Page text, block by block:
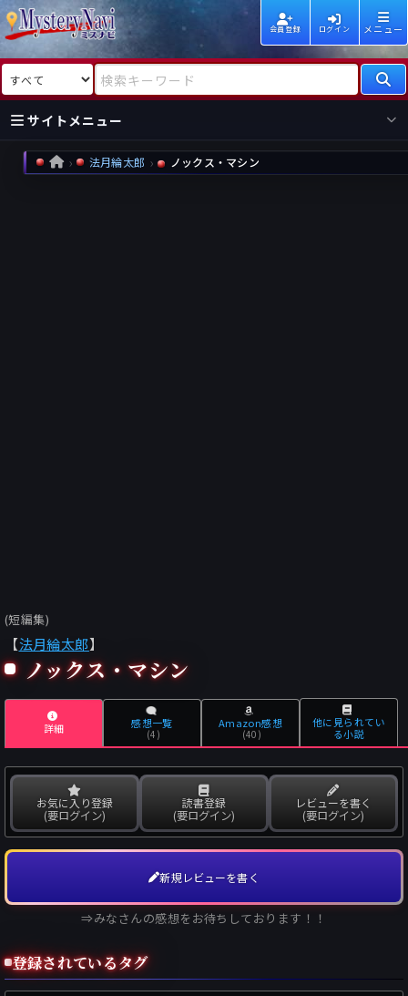
会員登録 ログイン メニュー
検索対象 検索キーワード
サイトメニュー
国内
海外
新着
HOME 法月綸太郎 ノックス・マシン
(短編集)
【法月綸太郎】
ノックス・マシン
詳細 感想一覧
(4)
Amazon感想
(40)
他に見られてい
る小説
お気に入り登録
(要ログイン)
読書登録
(要ログイン)
レビューを書く
(要ログイン)
新規レビューを書く
⇒みなさんの感想をお待ちしております！！
登録されているタグ